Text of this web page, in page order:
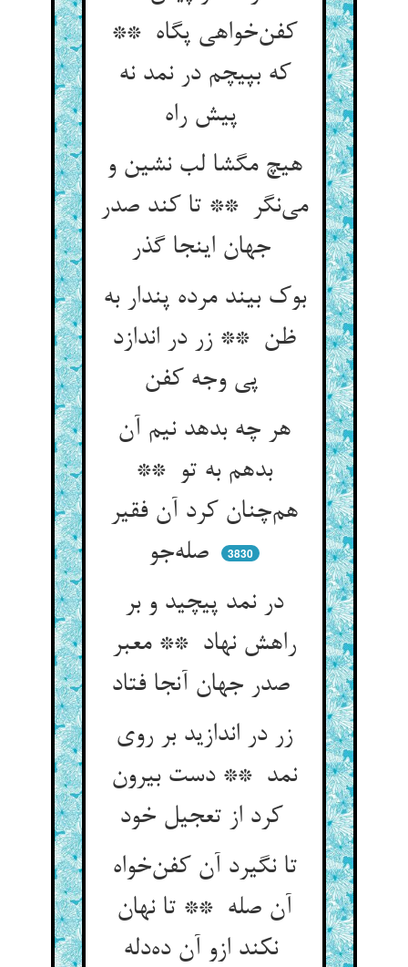
کفن‌خواهی پگاه **
که بپیچم در نمد نه
هیچ مگشا لب نشین و
می‌نگر ** تا کند صدر
جهان اینجا گذر
بوک بیند مرده پندار به
ظن ** زر در اندازد
پی وجه کفن
هر چه بدهد نیم آن
بدهم به تو **
هم‌چنان کرد آن فقیر
3830
در نمد پیچید و بر
راهش نهاد ** معبر
زر در اندازید بر روی
نمد ** دست بیرون
کرد از تعجیل خود
تا نگیرد آن کفن‌خواه
آن صله ** تا نهان
نکند ازو آن ده‌دله